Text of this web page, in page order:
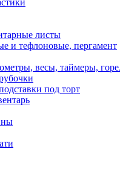
листы
и тефлоновые, пергамент
весы, таймеры,
под торт